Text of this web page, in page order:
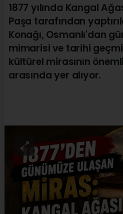
1877 yılında Kangal
Paşa tarafından
Konağı, Osmanlı'dan
mimarisi ve tarihi
kültürel mirasının
arasında yer alıyor.